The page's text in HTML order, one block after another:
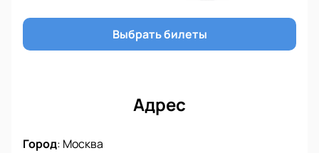
Выбрать билеты
Адрес
Город: Москва